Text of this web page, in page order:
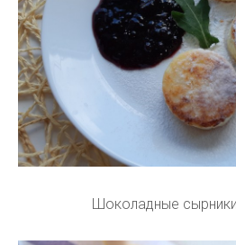
Шоколадные